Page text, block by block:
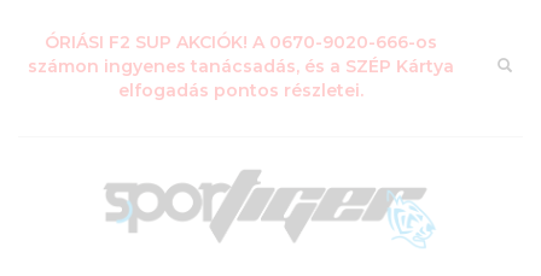
ÓRIÁSI F2 SUP AKCIÓK! A 0670-9020-666-os
számon ingyenes tanácsadás, és a SZÉP Kártya
elfogadás pontos részletei.